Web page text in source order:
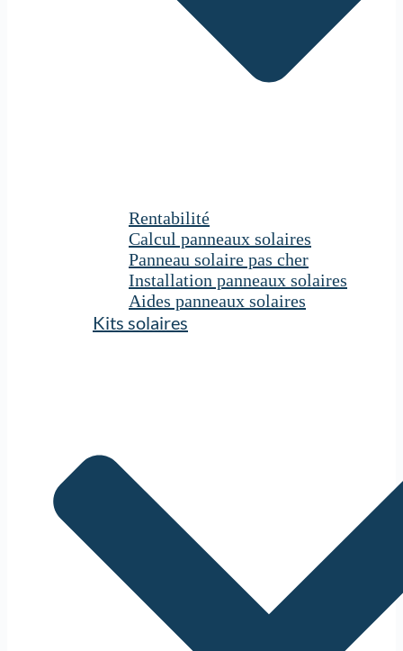
Rentabilité
Calcul panneaux solaires
Panneau solaire pas cher
Installation panneaux solaires
Aides panneaux solaires
Kits solaires